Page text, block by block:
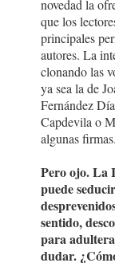
novedad la
que los
principales
autores. La
clonando las
ya sea la de
Fernández
Capdevila o
algunas firmas.
Pero ojo. La
puede
sentido,
para
dudar.